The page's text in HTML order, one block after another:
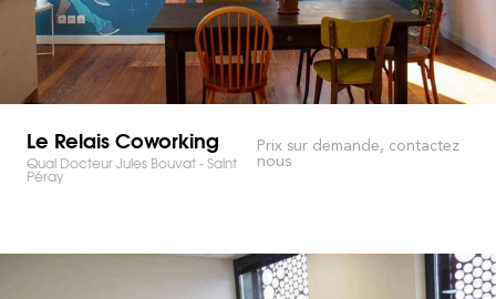
Le Relais Coworking
Quai Docteur Jules Bouvat - Saint
Péray
Prix sur demande, contactez
nous